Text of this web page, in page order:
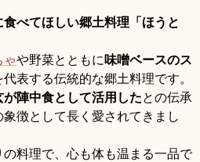
食べてほしい郷土料理「ほうと
ゃや野菜とともに味噌ベースのス
表する伝統的な郷土料理です。
が陣中食として活用したとの伝承
徴として長く愛されてきまし
料理で、心も体も温まる一品で